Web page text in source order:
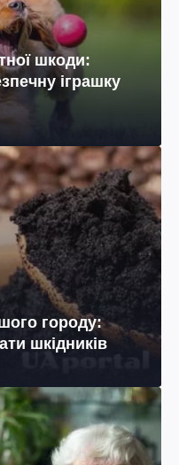
шкоди:
іграшку
городу:
шкідників